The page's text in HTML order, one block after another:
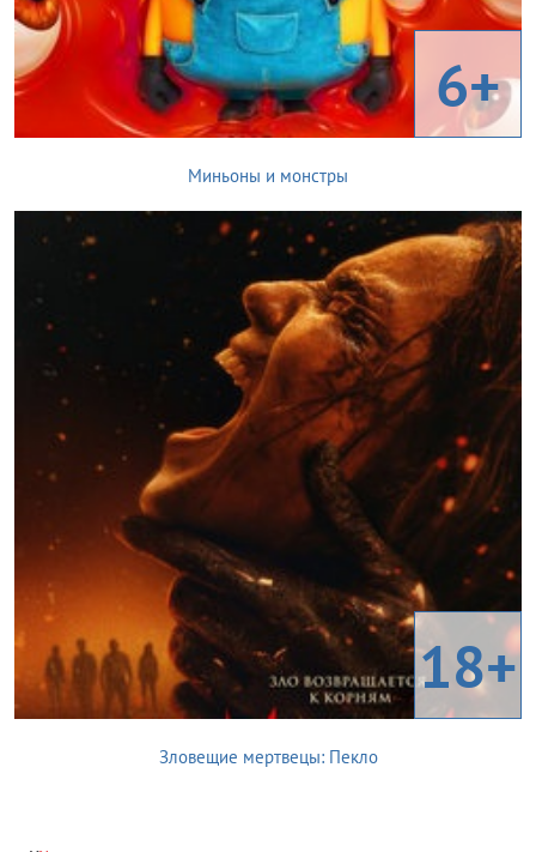
6+
Миньоны и монстры
18+
Зловещие мертвецы: Пекло